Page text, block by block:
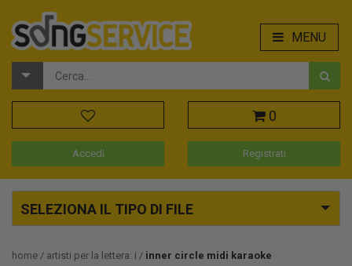
MENU
0
Accedi Registrati
SELEZIONA IL TIPO DI FILE
home artisti per la lettera: i inner circle midi karaoke